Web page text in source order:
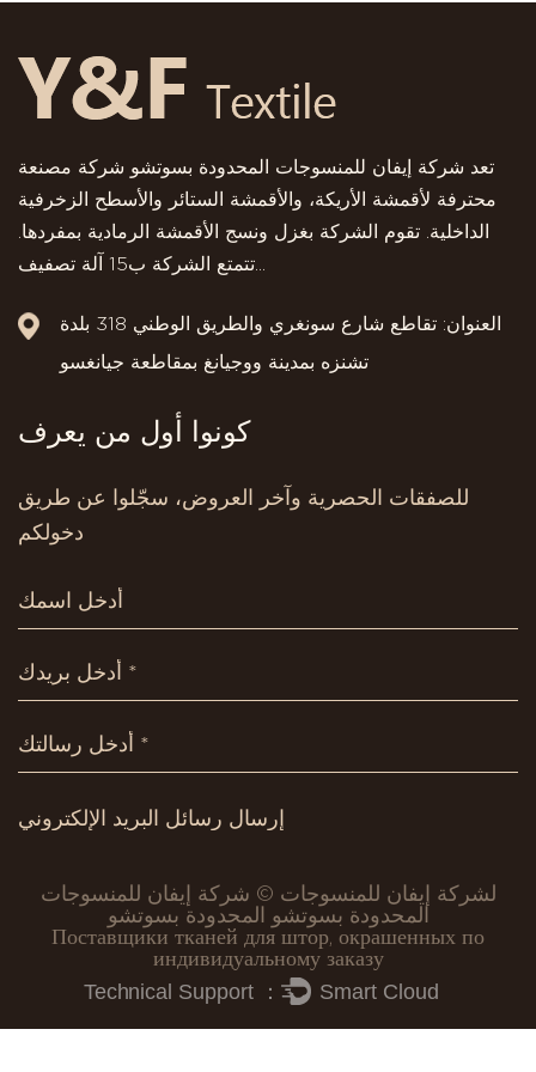
تعد شركة إيفان للمنسوجات المحدودة بسوتشو شركة مصنعة
محترفة لأقمشة الأريكة، والأقمشة الستائر والأسطح الزخرفية
الداخلية. تقوم الشركة بغزل ونسج الأقمشة الرمادية بمفردها.
العنوان: تقاطع شارع سونغري والطريق الوطني 318 بلدة
تشنزه بمدينة ووجيانغ بمقاطعة جيانغسو
كونوا أول من يعرف
للصفقات الحصرية وآخر العروض، سجّلوا عن طريق
دخولكم
لشركة إيفان للمنسوجات © شركة إيفان للمنسوجات
المحدودة بسوتشو المحدودة بسوتشو
Поставщики тканей для штор, окрашенных по
индивидуальному заказу